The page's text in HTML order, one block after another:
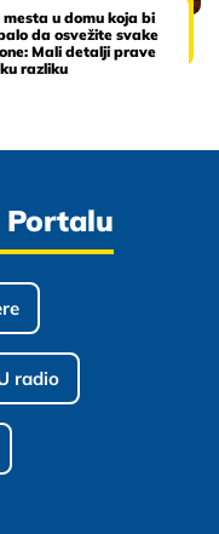
mesta u domu koja bi
da osvežite svake
Mali detalji prave
razliku
Portalu
radio